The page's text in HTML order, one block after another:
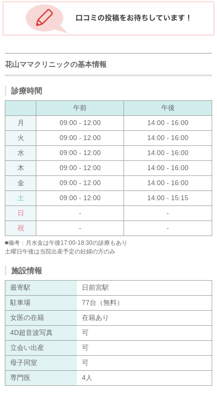
花山ママクリニックの基本情報
診療時間
午前 午後
月 09:00 - 12:00 14:00 - 16:00
火 09:00 - 12:00 14:00 - 16:00
水 09:00 - 12:00 14:00 - 16:00
木 09:00 - 12:00 14:00 - 16:00
金 09:00 - 12:00 14:00 - 16:00
土 09:00 - 12:00 14:00 - 15:15
日 - -
祝 - -
■備考：月水金は午後17:00-18:30の診療もあり
土曜日午後は当院出産予定の妊婦の方のみ
施設情報
最寄駅 日前宮駅
駐車場 77台（無料）
女医の在籍 在籍あり
4D超音波写真 可
立会い出産 可
母子同室 可
専門医 4人